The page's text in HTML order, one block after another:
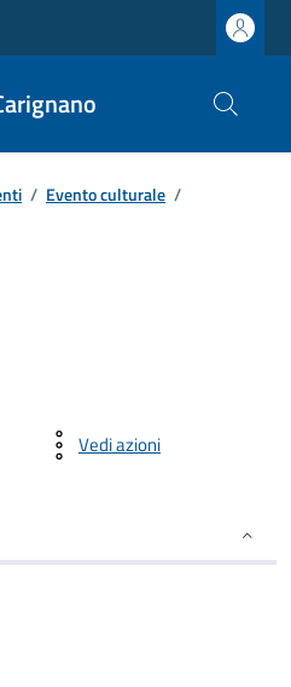
/ Evento culturale /
Vedi azioni